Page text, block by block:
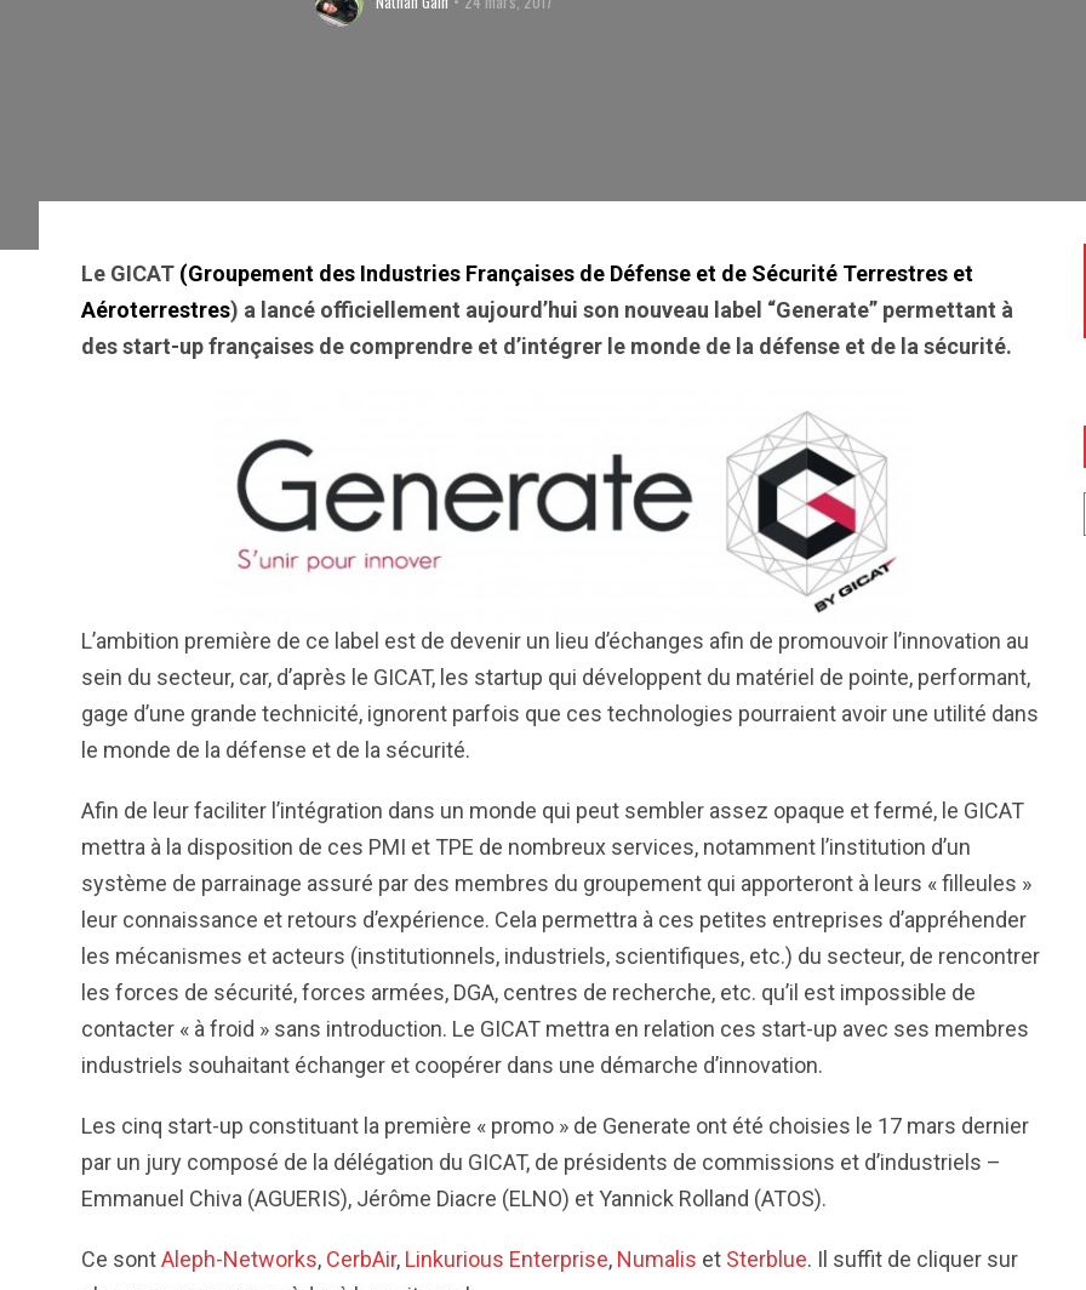
Le GICAT (Groupement des Industries Françaises de Défense et de Sécurité Terrestres et
Aéroterrestres) a lancé officiellement aujourd’hui son nouveau label “Generate” permettant à
des start-up françaises de comprendre et d’intégrer le monde de la défense et de la sécurité.
L’ambition première de ce label est de devenir un lieu d’échanges afin de promouvoir l’innovation au
sein du secteur, car, d’après le GICAT, les startup qui développent du matériel de pointe, performant,
gage d’une grande technicité, ignorent parfois que ces technologies pourraient avoir une utilité dans
le monde de la défense et de la sécurité.
Afin de leur faciliter l’intégration dans un monde qui peut sembler assez opaque et fermé, le GICAT
mettra à la disposition de ces PMI et TPE de nombreux services, notamment l’institution d’un
système de parrainage assuré par des membres du groupement qui apporteront à leurs « filleules »
leur connaissance et retours d’expérience. Cela permettra à ces petites entreprises d’appréhender
les mécanismes et acteurs (institutionnels, industriels, scientifiques, etc.) du secteur, de rencontrer
les forces de sécurité, forces armées, DGA, centres de recherche, etc. qu’il est impossible de
contacter « à froid » sans introduction. Le GICAT mettra en relation ces start-up avec ses membres
industriels souhaitant échanger et coopérer dans une démarche d’innovation.
Les cinq start-up constituant la première « promo » de Generate ont été choisies le 17 mars dernier
par un jury composé de la délégation du GICAT, de présidents de commissions et d’industriels –
Emmanuel Chiva (AGUERIS), Jérôme Diacre (ELNO) et Yannick Rolland (ATOS).
Ce sontAleph-Networks, CerbAir, Linkurious Enterprise, Numalis et Sterblue. Il suffit de cliquer sur